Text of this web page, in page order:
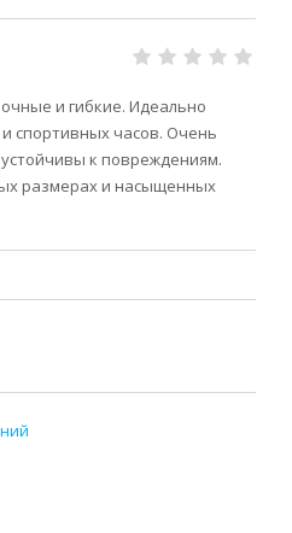
и гибкие. Идеально
и спортивных часов. Очень
к повреждениям.
размерах и насыщенных